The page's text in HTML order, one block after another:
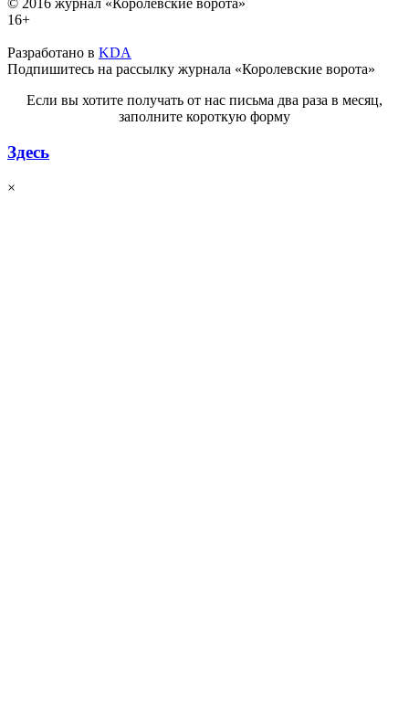
© 2016 журнал «Королевские ворота»
16+
Разработано в KDA
Подпишитесь на рассылку журнала «Королевские ворота»
Если вы хотите получать от нас письма два раза в месяц,
заполните короткую форму
Здесь
×